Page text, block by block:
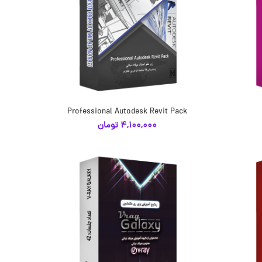
انتخاب گزینه‌ها
Professional Autodesk Revit Pack
4,100,000 تومان